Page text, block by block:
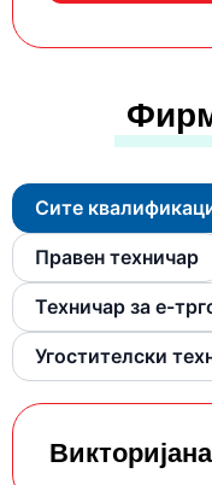
Сите
Правен техничар
Техничар за е-
Угостителски